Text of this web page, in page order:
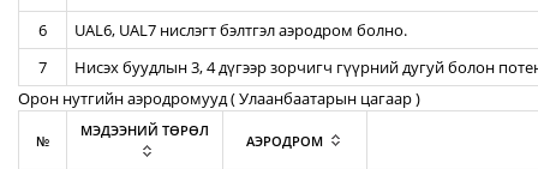
6
UAL6, UAL7 нислэгт бэлтгэл аэродром болно.
7
Нисэх буудлын 3, 4 дүгээр зорчигч гүүрний дугуй болон
Орон нутгийн аэродромууд ( Улаанбаатарын цагаар )
№
МЭДЭЭНИЙ ТӨРӨЛ
АЭРОДРОМ